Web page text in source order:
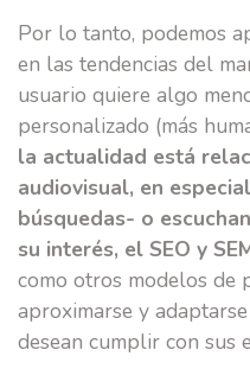
Por lo tanto, podemos
en las tendencias del
usuario quiere algo
personalizado (más
la actualidad está
audiovisual, en
búsquedas- o
su interés, el SEO y
como otros modelos de
aproximarse y
desean cumplir con sus